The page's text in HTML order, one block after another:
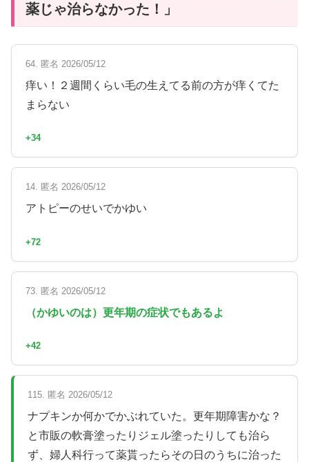
薬じゃ治らなかった！」
64. 匿名 2026/05/12
痒い！２週間くらい毛の生えてる前の方が痒くてた
まらない
+34
14. 匿名 2026/05/12
アトピーのせいでかゆい
+72
73. 匿名 2026/05/12
（かゆいのは）更年期の症状でもあるよ
+42
115. 匿名 2026/05/12
ナプキンか何かでかぶれていた。更年期障害かな？
と市販の軟膏塗ったりジェル塗ったりしても治ら
ず、婦人科行って薬貰ったらその日のうちに治った